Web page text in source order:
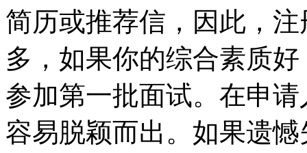
简历或推荐信，因此，
多，如果你的综合素质
参加第一批面试。在申
容易脱颖而出。如果遗